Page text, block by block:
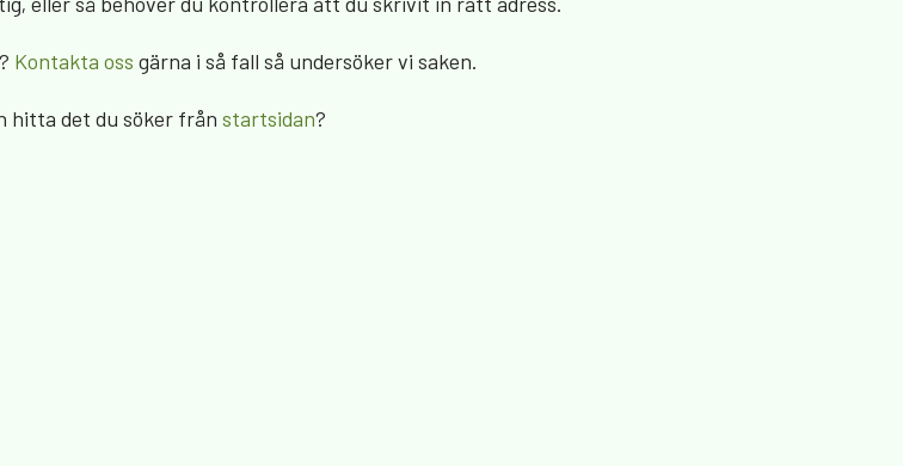
Kontakta oss gärna i så fall så undersöker vi saken.
hitta det du söker från startsidan?